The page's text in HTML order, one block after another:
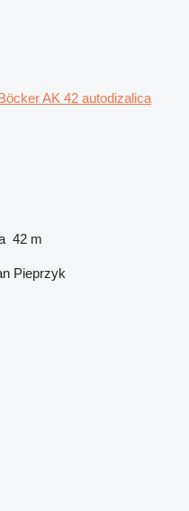
AK 42 autodizalica
42 m
Pieprzyk